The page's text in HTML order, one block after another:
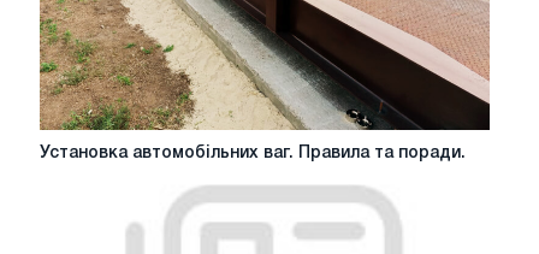
Установка
Установка автомобільних ваг. Правила та поради.